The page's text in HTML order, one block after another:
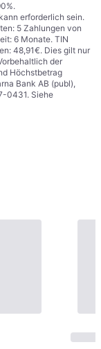
erforderlich sein.
5 Zahlungen von
6 Monate. TIN
48,91€. Dies gilt nur
der
Höchstbetrag
Bank AB (publ),
0431. Siehe